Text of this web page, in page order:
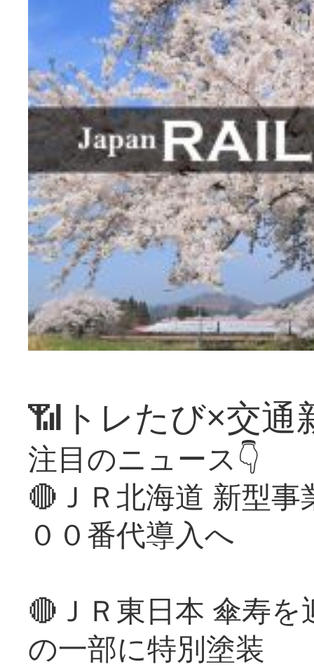
📶トレたび×交通
注目のニュース👇
🔴ＪＲ北海道 新型
００番代導入へ
🔴ＪＲ東日本 傘寿
の一部に特別塗装